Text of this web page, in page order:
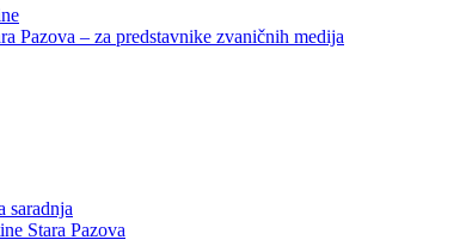
Pazova – za predstavnike zvaničnih medija
saradnja
Stara Pazova